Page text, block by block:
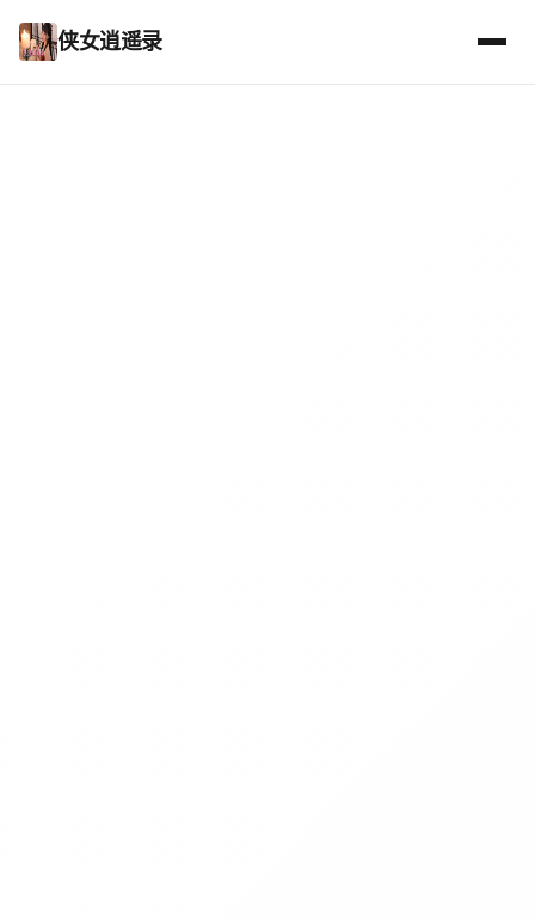
侠女逍遥录